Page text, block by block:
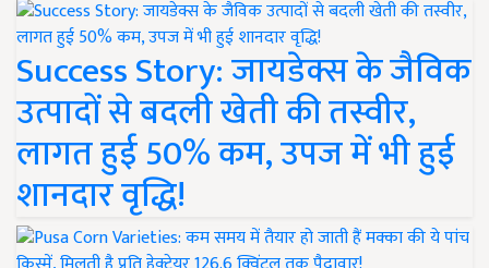
Success Story: जायडेक्स के जैविक
उत्पादों से बदली खेती की तस्वीर,
लागत हुई 50% कम, उपज में भी हुई
शानदार वृद्धि!